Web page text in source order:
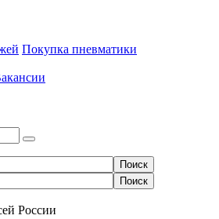
Покупка пневматики
России